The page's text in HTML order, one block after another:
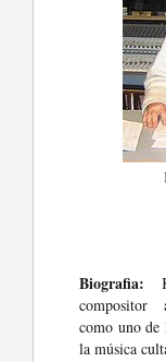
Biografia:
compositor
como uno de
la música